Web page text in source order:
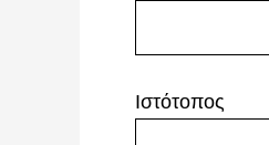
Ιστότοπος